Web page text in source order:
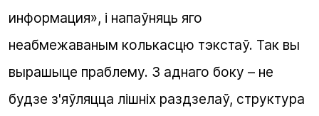
информация», і напаўняць яго
неабмежаваным колькасцю тэкстаў. Так вы
вырашыце праблему. З аднаго боку – не
будзе з'яўляцца лішніх раздзелаў, структура